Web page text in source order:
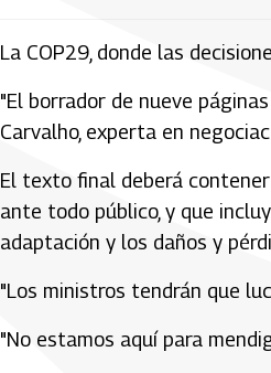
La COP29, donde las
"El borrador de nueve
Carvalho, experta en
El texto final deberá
ante todo público, y que
adaptación y los daños y
"Los ministros tendrán que
"No estamos aquí para